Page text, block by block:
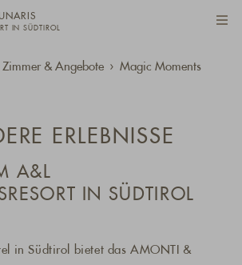
IN SÜDTIROL
Zimmer & Angebote Magic Moments
ERLEBNISSE
A&L
IN SÜDTIROL
in Südtirol bietet das AMONTI &